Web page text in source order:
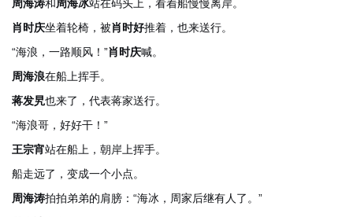
周海涛和周海冰站在码头上，看着船慢慢离岸。
肖时庆坐着轮椅，被肖时好推着，也来送行。
“海浪，一路顺风！”肖时庆喊。
周海浪在船上挥手。
蒋发旯也来了，代表蒋家送行。
“海浪哥，好好干！”
王宗宵站在船上，朝岸上挥手。
船走远了，变成一个小点。
周海涛拍拍弟弟的肩膀：“海冰，周家后继有人了。”